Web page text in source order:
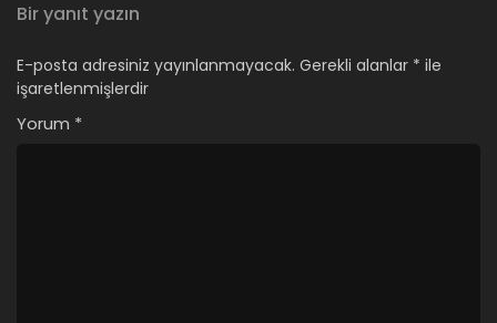
Bir yanıt yazın
E-posta adresiniz yayınlanmayacak. Gerekli alanlar * ile
işaretlenmişlerdir
Yorum *